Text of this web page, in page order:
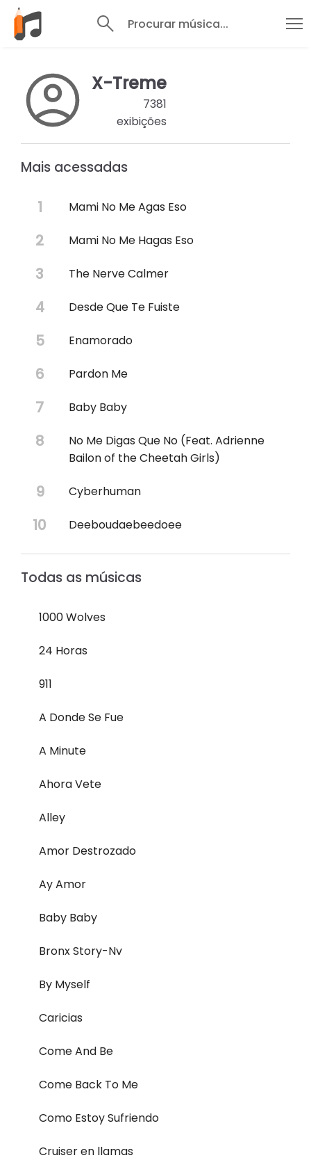
Procurar música...
X-Treme
7381
exibições
Mais acessadas
Mami No Me Agas Eso
Mami No Me Hagas Eso
The Nerve Calmer
Desde Que Te Fuiste
Enamorado
Pardon Me
Baby Baby
No Me Digas Que No (Feat. Adrienne
Bailon of the Cheetah Girls)
Cyberhuman
Deeboudaebeedoee
Todas as músicas
1000 Wolves
24 Horas
911
A Donde Se Fue
A Minute
Ahora Vete
Alley
Amor Destrozado
Ay Amor
Baby Baby
Bronx Story-Nv
By Myself
Caricias
Come And Be
Come Back To Me
Como Estoy Sufriendo
Cruiser en llamas